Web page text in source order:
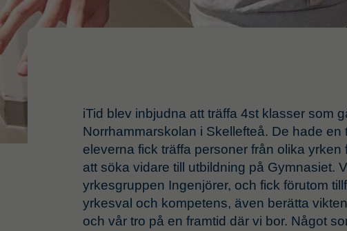
iTid blev inbjudna att träffa 4st klasser som
Norrhammarskolan i Skellefteå. De hade en
eleverna fick träffa personer från olika yrken
att söka vidare till utbildning på Gymnasiet.
yrkesgruppen Ingenjörer, och fick förutom
yrkesval och kompetens, även berätta
och vår tro på en framtid där vi bor. Något